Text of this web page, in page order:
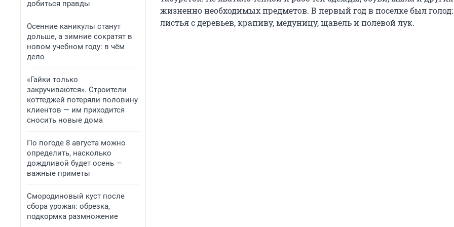
добиться правды
Осенние каникулы станут
дольше, а зимние сократят в
новом учебном году: в чём
дело
«Гайки только
закручиваются». Строители
коттеджей потеряли половину
клиентов — им приходится
сносить новые дома
По погоде 8 августа можно
определить, насколько
дождливой будет осень —
важные приметы
Смородиновый куст после
сбора урожая: обрезка,
подкормка размножение
жизненно необходимых предметов. В первый год в поселке был
листья с деревьев, крапиву, медуницу, щавель и полевой лук.